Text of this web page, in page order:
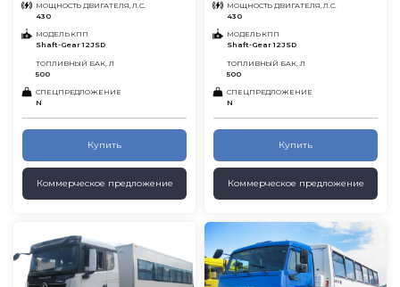
МОЩНОСТЬ ДВИГАТЕЛЯ, Л.С.
430
МОДЕЛЬ КПП
Shaft-Gear 12JSD
ТОПЛИВНЫЙ БАК, Л
500
СПЕЦПРЕДЛОЖЕНИЕ
N
Купить
Коммерческое предложение
МОЩНОСТЬ ДВИГАТЕЛЯ, Л.С.
430
МОДЕЛЬ КПП
Shaft-Gear 12JSD
ТОПЛИВНЫЙ БАК, Л
500
СПЕЦПРЕДЛОЖЕНИЕ
N
Купить
Коммерческое предложение